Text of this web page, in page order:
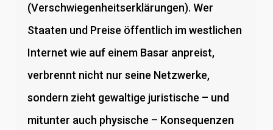
(Verschwiegenheitserklärungen). Wer
Staaten und Preise öffentlich im westlichen
Internet wie auf einem Basar anpreist,
verbrennt nicht nur seine Netzwerke,
sondern zieht gewaltige juristische – und
mitunter auch physische – Konsequenzen